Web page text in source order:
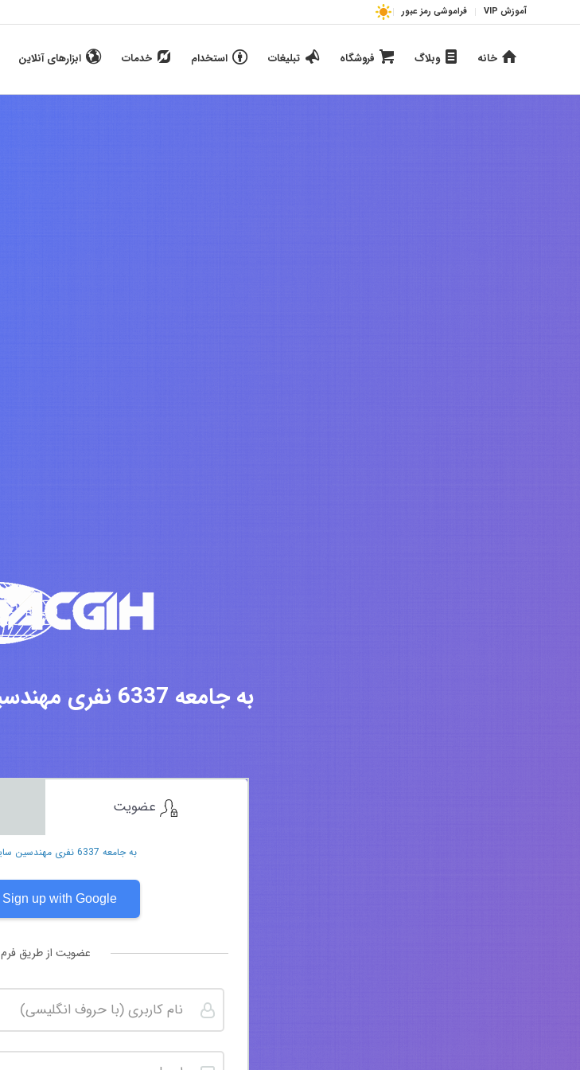
آموزش VIP فراموشی رمز عبور
خانه وبلاگ فروشگاه تبلیغات استخدام خدمات ابزارهای آنلاین
به جامعه 6337 نفری مهندسین سایت بپیوندید
به جامعه 6337 نفری مهندسین سایت بپیوندید
Sign up with Google
عضویت از طریق فرم